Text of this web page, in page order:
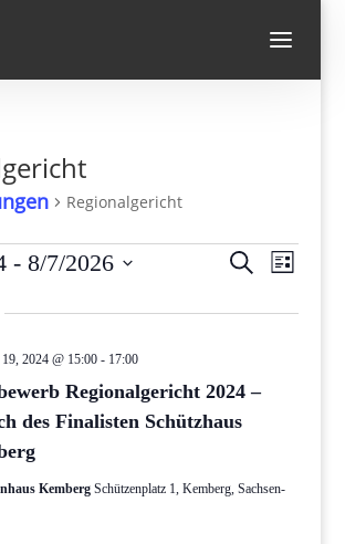
Regionalgericht
und
SucheListe
- 8/7/2026
Regionalgericht 2024 –
des Finalisten Schützhaus
2024 @ 15:00- 17:00
Kemberg Schützenplatz 1, Kemberg, Sachsen-